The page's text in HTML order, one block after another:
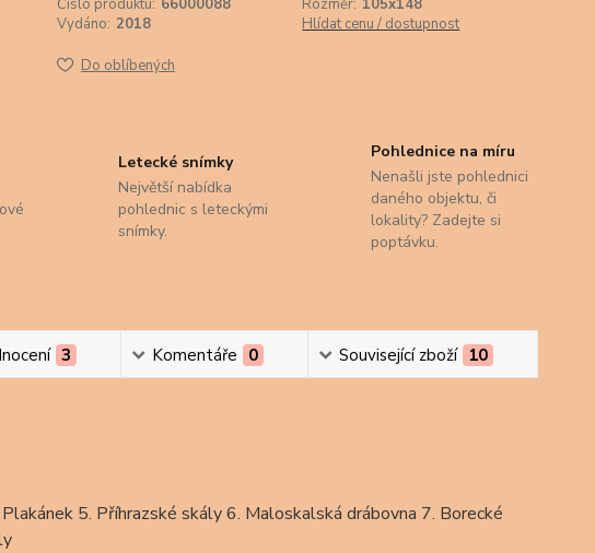
Číslo produktu: 66000088 Rozměr: 105x148
Vydáno: 2018 Hlídat cenu / dostupnost
Do oblíbených
Letecké snímky
Největší nabídka
pohlednic s leteckými
snímky.
Pohlednice na míru
Nenašli jste pohlednici
daného objektu, či
lokality? Zadejte si
poptávku.
3 Komentáře 0 Související zboží 10
5. Příhrazské skály 6. Maloskalská drábovna 7. Borecké